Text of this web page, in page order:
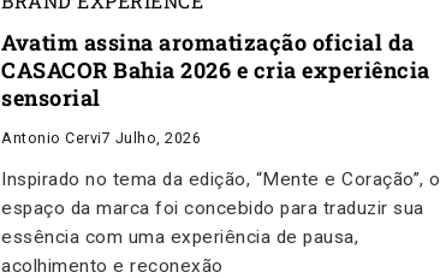
Avatim assina aromatização oficial da
CASACOR Bahia 2026 e cria experiência
sensorial
Antonio Cervi7 Julho, 2026
Inspirado no tema da edição, “Mente e Coração”, o
espaço da marca foi concebido para traduzir sua
essência com uma experiência de pausa,
acolhimento e reconexão